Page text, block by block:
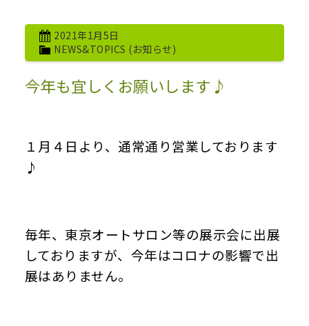
2021年1月5日
NEWS&TOPICS (お知らせ)
今年も宜しくお願いします♪
１月４日より、通常通り営業しております
♪
毎年、東京オートサロン等の展示会に出展
しておりますが、今年はコロナの影響で出
展はありません。